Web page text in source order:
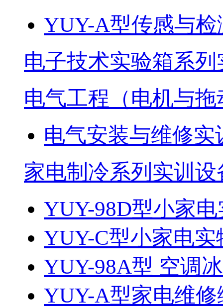
YUY-A型传感与
电子技术实验箱系
电气工程（电机与
电气安装与维修实
家电制冷系列实训设
YUY-98D型小家
YUY-C型小家电
YUY-98A型 空调
YUY-A型家电维